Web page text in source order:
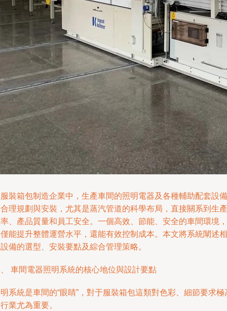
裝箱包制造企業中，生產車間的照明電器及各種輔助配套設備
理規劃與安裝，尤其是蒸汽管道的科學布局，直接關系到生產
、產品質量和員工安全。一個高效、節能、安全的車間環境，
能提升整體運營水平，還能有效控制成本。本文將系統闡述相
備的選型、安裝要點及綜合管理策略。
車間電器照明系統的核心地位與設計要點
系統是車間的“眼睛”，對于服裝箱包這類對色彩、細節要求極
業尤為重要。